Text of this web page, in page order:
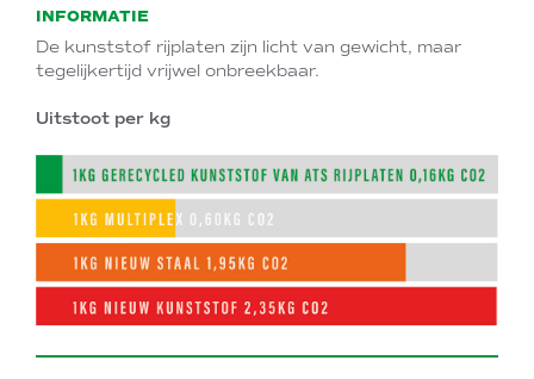
INFORMATIE
De kunststof rijplaten zijn licht van gewicht, maar
tegelijkertijd vrijwel onbreekbaar.
Uitstoot per kg